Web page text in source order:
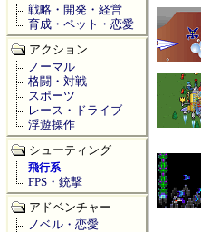
戦略・開発・経営
育成・ペット・恋愛
アクション
ノーマル
格闘・対戦
スポーツ
レース・ドライブ
浮遊操作
シューティング
飛行系
FPS・銃撃
アドベンチャー
ノベル・恋愛